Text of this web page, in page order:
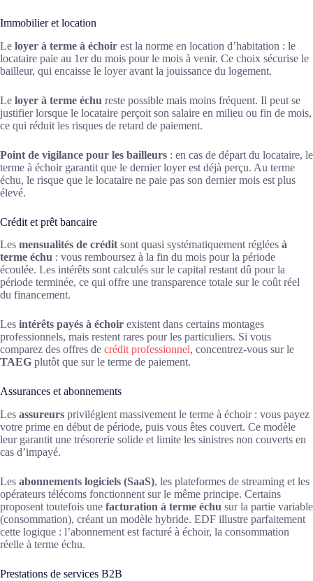
Immobilier et location
Le loyer à terme à échoir est la norme en location d’habitation : le
locataire paie au 1er du mois pour le mois à venir. Ce choix sécurise le
bailleur, qui encaisse le loyer avant la jouissance du logement.
Le loyer à terme échu reste possible mais moins fréquent. Il peut se
justifier lorsque le locataire perçoit son salaire en milieu ou fin de mois,
ce qui réduit les risques de retard de paiement.
Point de vigilance pour les bailleurs : en cas de départ du locataire, le
terme à échoir garantit que le dernier loyer est déjà perçu. Au terme
échu, le risque que le locataire ne paie pas son dernier mois est plus
élevé.
Crédit et prêt bancaire
Les mensualités de créditsont quasi systématiquement réglées à
terme échu : vous remboursez à la fin du mois pour la période
écoulée. Les intérêts sont calculés sur le capital restant dû pour la
période terminée, ce qui offre une transparence totale sur le coût réel
du financement.
Les intérêts payés à échoir existent dans certains montages
professionnels, mais restent rares pour les particuliers. Si vous
comparez des offres de crédit professionnel, concentrez-vous sur le
TAEG plutôt que sur le terme de paiement.
Assurances et abonnements
Les assureurs privilégient massivement le terme à échoir : vous payez
votre prime en début de période, puis vous êtes couvert. Ce modèle
leur garantit une trésorerie solide et limite les sinistres non couverts en
cas d’impayé.
Les abonnements logiciels (SaaS), les plateformes de streaming et les
opérateurs télécoms fonctionnent sur le même principe. Certains
proposent toutefois une facturation à terme échu sur la partie variable
(consommation), créant un modèle hybride. EDF illustre parfaitement
cette logique : l’abonnement est facturé à échoir, la consommation
réelle à terme échu.
Prestations de services B2B